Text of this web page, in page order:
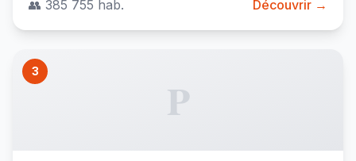
👥 385 755 hab. Découvrir →
3
P